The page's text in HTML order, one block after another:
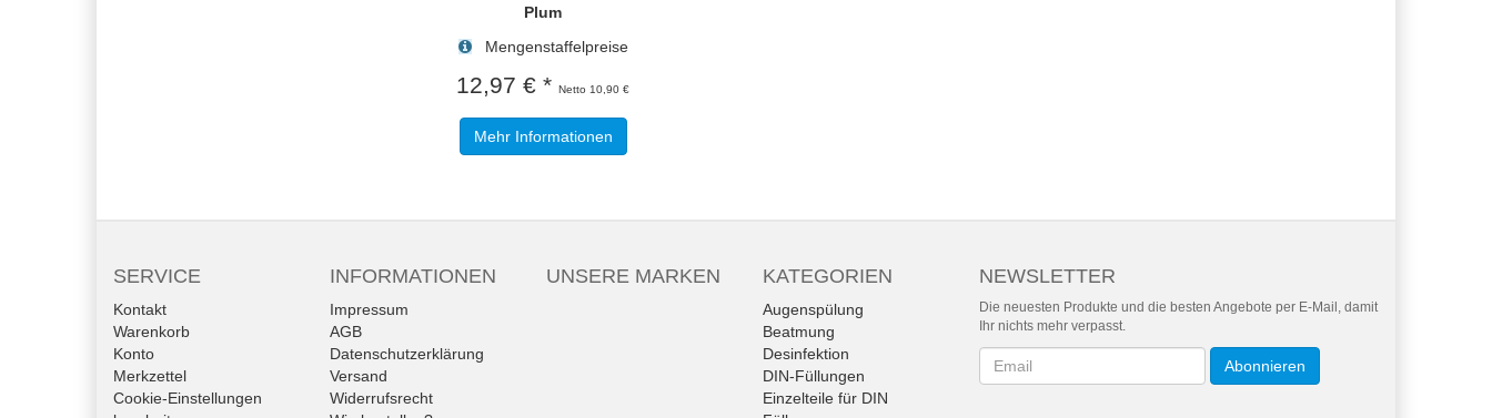
Plum
Mengenstaffelpreise
12,97 € *Netto 10,90 €
Mehr Informationen
SERVICE
Kontakt
Warenkorb
Konto
Merkzettel
Cookie-Einstellungen
INFORMATIONEN
Impressum
AGB
Datenschutzerklärung
Versand
Widerrufsrecht
UNSERE MARKEN KATEGORIEN
Augenspülung
Beatmung
Desinfektion
DIN-Füllungen
Einzelteile für DIN
NEWSLETTER
Die neuesten Produkte und die besten Angebote per E-Mail, damit
Ihr nichts mehr verpasst.
Newsletter Abonnieren